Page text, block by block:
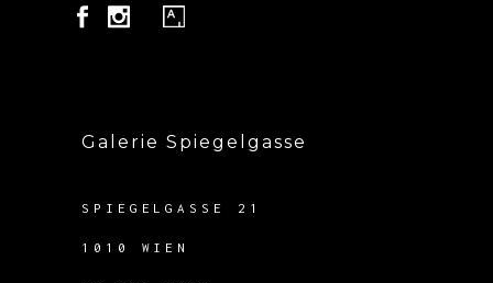
Galerie Spiegelgasse
SPIEGELGASSE 21
1010 WIEN